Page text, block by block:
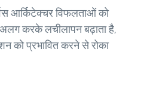
आर्किटेक्चर विफलताओं को
करके लचीलापन बढ़ाता है,
को प्रभावित करने से रोका